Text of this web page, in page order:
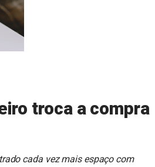
troca a compra
cada vez mais espaço com